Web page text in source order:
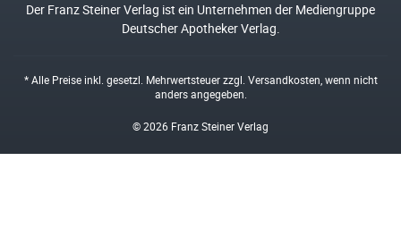
Der Franz Steiner Verlag ist ein Unternehmen der Mediengruppe
Deutscher Apotheker Verlag.
* Alle Preise inkl. gesetzl. Mehrwertsteuer zzgl. Versandkosten , wenn nicht
anders angegeben.
© 2026 Franz Steiner Verlag